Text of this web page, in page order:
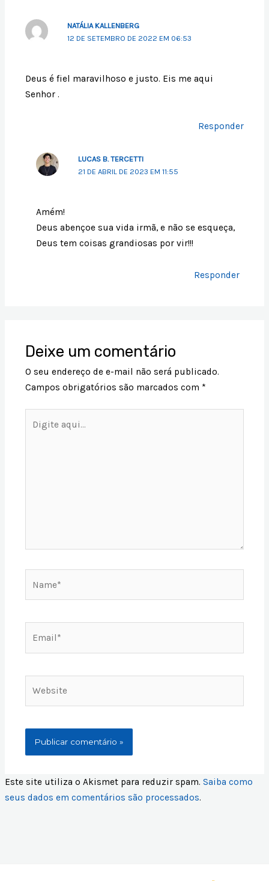
NATÁLIA KALLENBERG
12 DE SETEMBRO DE 2022 EM 06:53
Deus é fiel maravilhoso e justo. Eis me aqui
Senhor .
Responder
LUCAS B. TERCETTI
21 DE ABRIL DE 2023 EM 11:55
Amém!
Deus abençoe sua vida irmã, e não se esqueça,
Deus tem coisas grandiosas por vir!!!
Responder
Deixe um comentário
O seu endereço de e-mail não será publicado.
Campos obrigatórios são marcados com *
aqui...
Este site utiliza o Akismet para reduzir spam.Saiba como
seus dados em comentários são processados.